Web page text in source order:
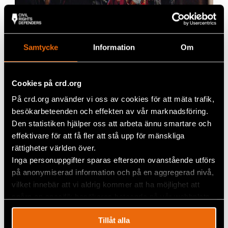
Samtycke Information Om
Cookies på crd.org
På crd.org använder vi oss av cookies för att mäta trafik,
besökarbeteenden och effekten av vår marknadsföring.
Den statistiken hjälper oss att arbeta ännu smartare och
effektivare för att få fler att stå upp för mänskliga
rättigheter världen över.
Inga personuppgifter sparas eftersom ovanstående utförs
på anonymiserad information och på en aggregerad nivå,
vilket innebär att vi aldrig kommer att ha möjlighet att
Tillåt alla
Foto: Nataliia Budantseva.
Trots våldsamt gensvar från polisen hoppas Maria
att människor kommer fortsätta att protestera.
– Jag har inte rätt att uppmana att människor ska
ut på gatorna och protestera, men jag vill verkligen
att de ska gå samman, samla mod och kämpa emot